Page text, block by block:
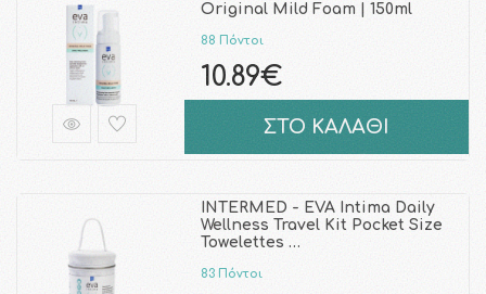
Original Mild Foam | 150ml
88 Πόντοι
10.89€
ΣΤΟ ΚΑΛΑΘΙ
INTERMED - EVA Intima Daily
Wellness Travel Kit Pocket Size
Towelettes …
83 Πόντοι